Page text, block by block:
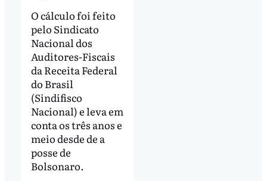
O cálculo foi feito
pelo Sindicato
Nacional dos
Auditores-Fiscais
da Receita Federal
do Brasil
(Sindifisco
Nacional) e leva em
conta os três anos e
meio desde de a
posse de
Bolsonaro.